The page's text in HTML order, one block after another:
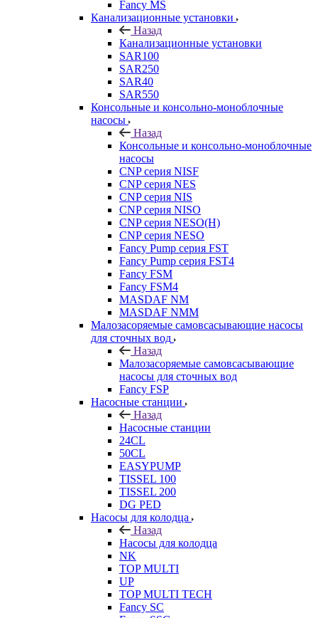
Fancy MS
Канализационные установки
Назад
Канализационные установки
SAR100
SAR250
SAR40
SAR550
Консольные и консольно-моноблочные
насосы
Назад
Консольные и консольно-моноблочные
насосы
CNP серия NISF
CNP серия NES
CNP серия NIS
CNP серия NISO
CNP серия NESO(H)
CNP серия NESO
Fancy Pump серия FST
Fancy Pump серия FST4
Fancy FSM
Fancy FSM4
MASDAF NM
MASDAF NMM
Малозасоряемые самовсасывающие насосы
для сточных вод
Назад
Малозасоряемые самовсасывающие
насосы для сточных вод
Fancy FSP
Насосные станции
Назад
Насосные станции
24CL
50CL
EASYPUMP
TISSEL 100
TISSEL 200
DG PED
Насосы для колодца
Назад
Насосы для колодца
NK
TOP MULTI
UP
TOP MULTI TECH
Fancy SC